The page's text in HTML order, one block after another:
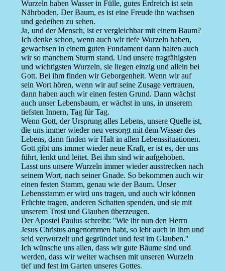
Wurzeln haben Wasser in Fülle, gutes Erdreich ist sein
Nährboden. Der Baum, es ist eine Freude ihn wachsen
und gedeihen zu sehen.
Ja, und der Mensch, ist er vergleichbar mit einem Baum?
Ich denke schon, wenn auch wir tiefe Wurzeln haben,
gewachsen in einem guten Fundament dann halten auch
wir so manchem Sturm stand. Und unsere tragfähigsten
und wichtigsten Wurzeln, sie liegen einzig und allein bei
Gott. Bei ihm finden wir Geborgenheit. Wenn wir auf
sein Wort hören, wenn wir auf seine Zusage vertrauen,
dann haben auch wir einen festen Grund. Dann wächst
auch unser Lebensbaum, er wächst in uns, in unserem
tiefsten Innern, Tag für Tag.
Wenn Gott, der Ursprung alles Lebens, unsere Quelle ist,
die uns immer wieder neu versorgt mit dem Wasser des
Lebens, dann finden wir Halt in allen Lebenssituationen.
Gott gibt uns immer wieder neue Kraft, er ist es, der uns
führt, lenkt und leitet. Bei ihm sind wir aufgehoben.
Lasst uns unsere Wurzeln immer wieder ausstrecken nach
seinem Wort, nach seiner Gnade. So bekommen auch wir
einen festen Stamm, genau wie der Baum. Unser
Lebensstamm er wird uns tragen, und auch wir können
Früchte tragen, anderen Schatten spenden, und sie mit
unserem Trost und Glauben überzeugen.
Der Apostel Paulus schreibt: ''Wie ihr nun den Herrn
Jesus Christus angenommen habt, so lebt auch in ihm und
seid verwurzelt und gegründet und fest im Glauben.''
Ich wünsche uns allen, dass wir gute Bäume sind und
werden, dass wir weiter wachsen mit unseren Wurzeln
tief und fest im Garten unseres Gottes.